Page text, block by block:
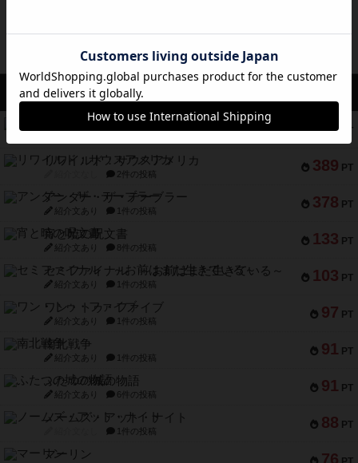
アクセス数 急上昇中
574 PT
無限まちがいさがし
389 PT
リワイルド：サウスアメリカ
2件の投稿
378 PT
アンダー・ザ・テーブラー
紹介文あり 1件の投稿
133 PT
宵と暁の呪文書
紹介文あり 8件の投稿
103 PT
セミファイナル ～お前はまだ生きている～
紹介文あり 1件の投稿
97 PT
ワン・トゥ・ファイブ
紹介文あり 1件の投稿
91 PT
南北戦争
紹介文あり 1件の投稿
91 PT
ふたつの城の物語
紹介文あり 6件の投稿
88 PT
ノームズ・アット・ナイト
1件の投稿
76
マーリン